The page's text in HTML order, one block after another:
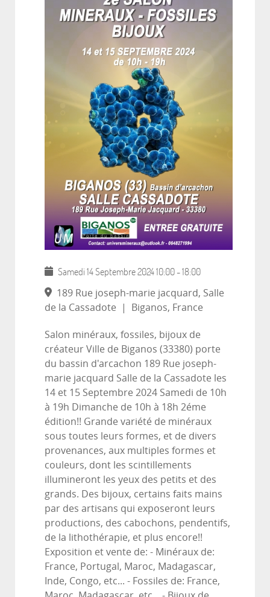
Samedi 14 Septembre 202410:00 -18:00
189 Rue joseph-marie jacquard, Salle
de la Cassadote
| Biganos, France
Salon minéraux, fossiles, bijoux de
créateur Ville de Biganos (33380) porte
du bassin d'arcachon 189 Rue joseph-
marie jacquard Salle de la Cassadote les
14 et 15 Septembre 2024 Samedi de 10h
à 19h Dimanche de 10h à 18h 2éme
édition!! Grande variété de minéraux
sous toutes leurs formes, et de divers
provenances, aux multiples formes et
couleurs, dont les scintillements
illumineront les yeux des petits et des
grands. Des bijoux, certains faits mains
par des artisans qui exposeront leurs
productions, des cabochons, pendentifs,
de la lithothérapie, et plus encore!!
Exposition et vente de: - Minéraux de:
France, Portugal, Maroc, Madagascar,
Inde, Congo, etc... - Fossiles de: France,